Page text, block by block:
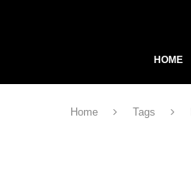
HOME
Home Tags